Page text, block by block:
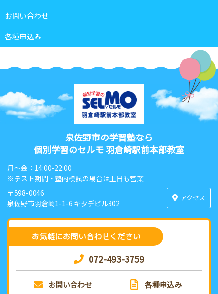
お問い合わせ
各種申込み
泉佐野市の学習塾なら
個別学習のセルモ 羽倉崎駅前本部教室
月〜金：14:00-22:00
※テスト期間・塾内模試の場合は土日も営業
〒598-0046
泉佐野市羽倉崎1-1-6 キタデビル302
アクセス
お気軽にお問い合わせください
072-493-3759
お問い合わせ 各種申込み